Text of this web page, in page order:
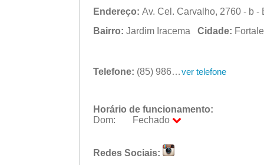
Endereço: Av. Cel. Carvalho, 2760 - b
Bairro: Jardim Iracema Cidade:
Telefone: (85) 9863-129?0 ver telefone
Horário de funcionamento:
Dom:
Fechado
Ter:
18:00 - 21:00
Redes Sociais: